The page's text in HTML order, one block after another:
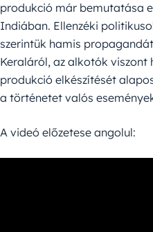
produkció már bemutatása
Indiában. Ellenzéki
szerintük hamis
Keraláról, az alkotók viszont
produkció elkészítését
a történetet valós
A videó előzetese angolul: